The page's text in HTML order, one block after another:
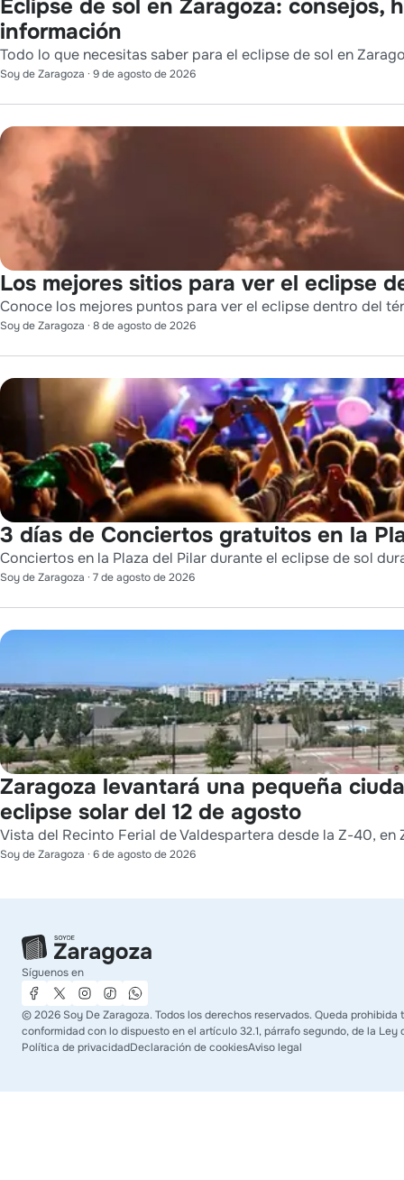
Eclipse de sol en Zaragoza: consejos,
información
Todo lo que necesitas saber para el eclipse de sol en
Soy de Zaragoza · 9 de agosto de 2026
Los mejores sitios para ver el eclipse
Conoce los mejores puntos para ver el eclipse dentro del
Soy de Zaragoza · 8 de agosto de 2026
3 días de Conciertos gratuitos en la
Conciertos en la Plaza del Pilar durante el eclipse de sol
Soy de Zaragoza · 7 de agosto de 2026
Zaragoza levantará una pequeña
eclipse solar del 12 de agosto
Vista del Recinto Ferial de Valdespartera desde la Z-40,
Soy de Zaragoza · 6 de agosto de 2026
Síguenos en
©2026 Soy De Zaragoza. Todos los derechos reservados. Queda
conformidad con lo dispuesto en el artículo 32.1, párrafo segundo, de la Ley
Política de privacidadDeclaración de cookiesAviso legal